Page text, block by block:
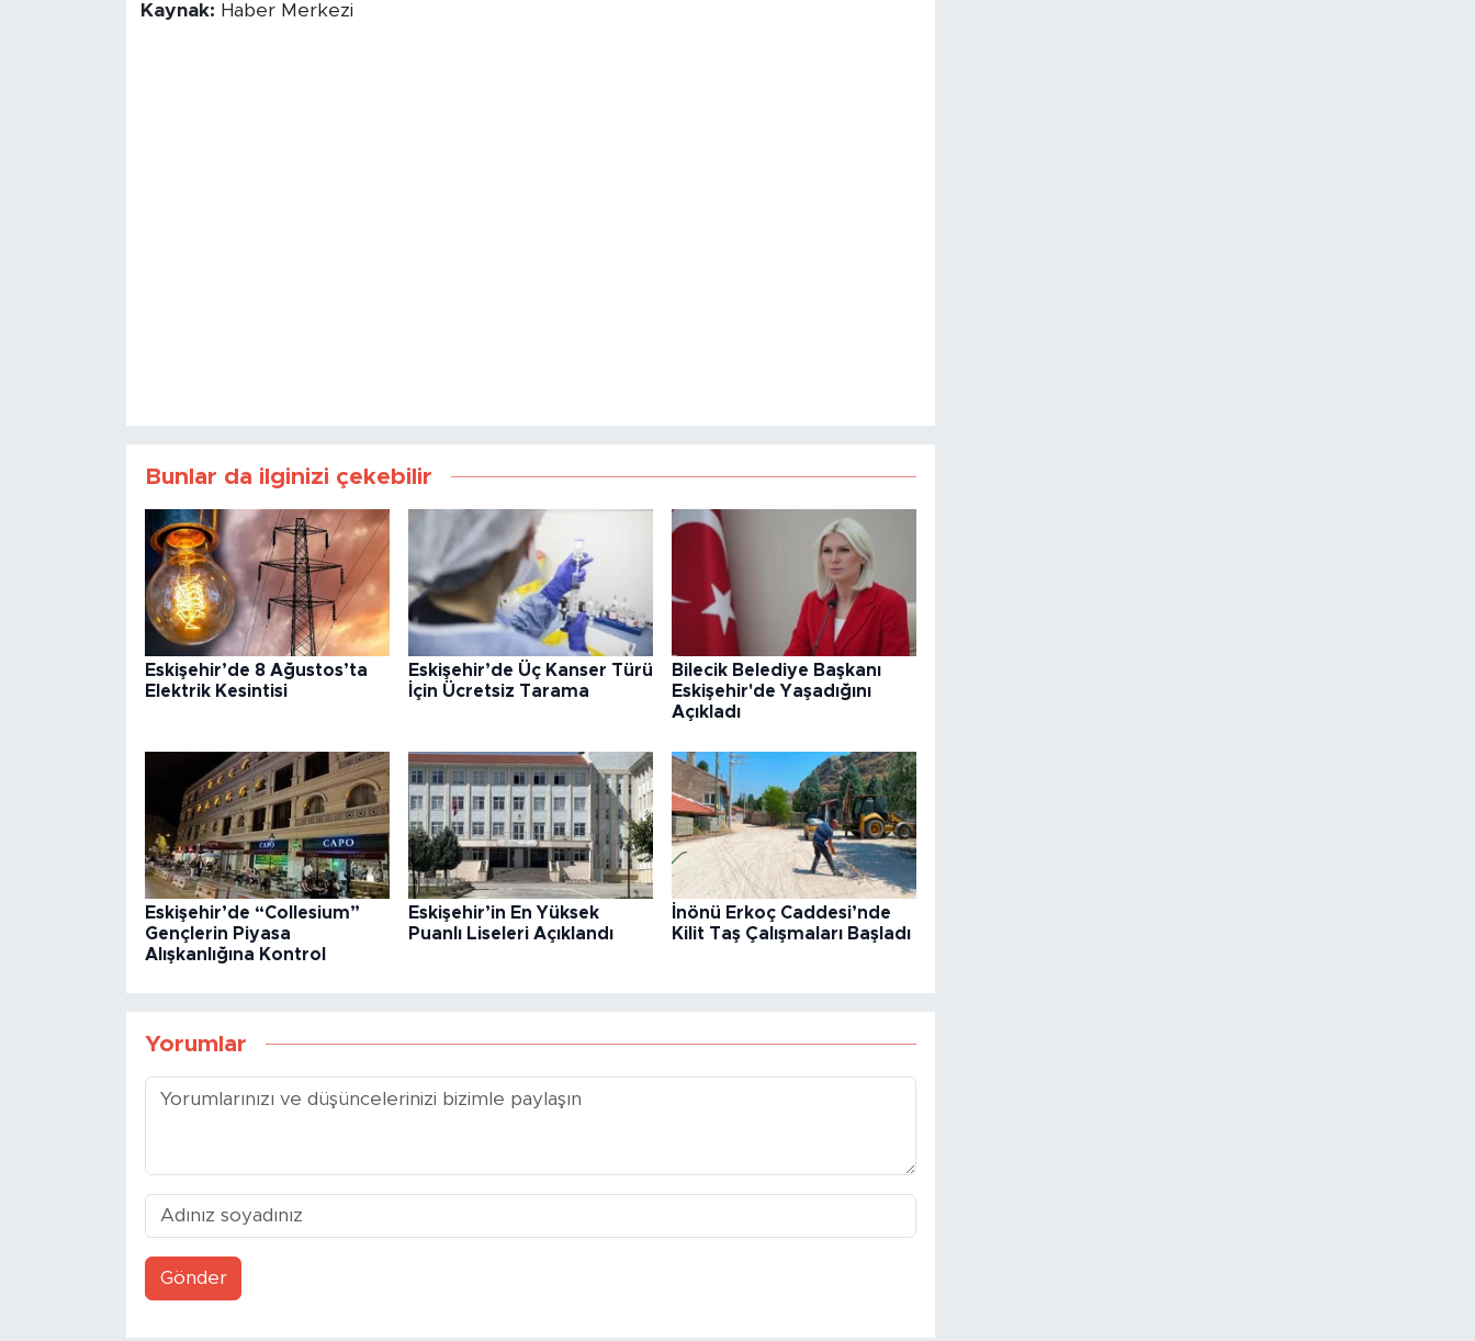
Kaynak: Haber Merkezi
Bunlar da ilginizi çekebilir
Eskişehir’de 8 Ağustos’ta
Elektrik Kesintisi
Eskişehir’de Üç Kanser Türü
İçin Ücretsiz Tarama
Bilecik Belediye Başkanı
Eskişehir'de Yaşadığını
Açıkladı
Eskişehir’de “Collesium”
Gençlerin Piyasa
Alışkanlığına Kontrol
Eskişehir’in En Yüksek
Puanlı Liseleri Açıklandı
İnönü Erkoç Caddesi’nde
Kilit Taş Çalışmaları Başladı
Yorumlar
Gönder